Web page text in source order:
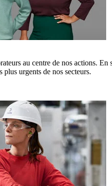
au centre de nos actions.
urgents de nos secteurs.